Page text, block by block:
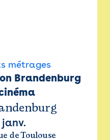
métrages
Brandenburg
janv.
de Toulouse